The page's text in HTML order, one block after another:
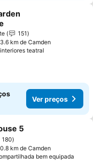
aos favoritos
151
km de Camden
teatral
Ver preços
aos favoritos
5
180
km de Camden
bem equipada